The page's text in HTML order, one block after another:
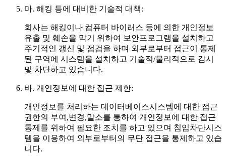
마. 해킹 등에 대비한 기술적 대책:
회사는 해킹이나 컴퓨터 바이러스 등에 의한 개인정보
유출 및 훼손을 막기 위하여 보안프로그램을 설치하고
주기적인 갱신 및 점검을 하며 외부로부터 접근이 통제
된 구역에 시스템을 설치하고 기술적/물리적으로 감시
및 차단하고 있습니다.
바. 개인정보에 대한 접근 제한:
개인정보를 처리하는 데이터베이스시스템에 대한 접근
권한의 부여,변경,말소를 통하여 개인정보에 대한 접근
통제를 위하여 필요한 조치를 하고 있으며 침입차단시스
템을 이용하여 외부로부터의 무단 접근을 통제하고 있습
니다.